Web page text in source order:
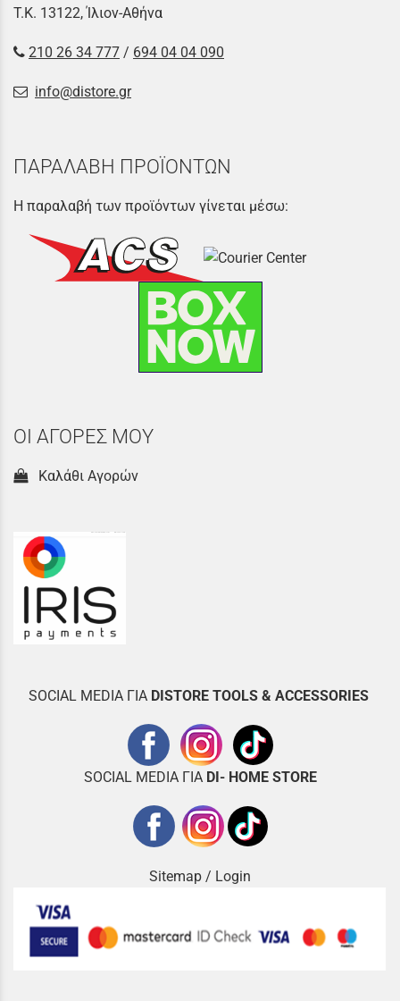
Τ.Κ. 13122, Ίλιον-Αθήνα
210 26 34 777 / 694 04 04 090
info@distore.gr
ΠΑΡΑΛΑΒΗ ΠΡΟΪΟΝΤΩΝ
Η παραλαβή των προϊόντων γίνεται μέσω:
ΟΙ ΑΓΟΡΕΣ ΜΟΥ
Καλάθι Αγορών
SOCIAL MEDIA ΓΙΑ DISTORE TOOLS & ACCESSORIES
SOCIAL MEDIA ΓΙΑ DI- HOME STORE
Sitemap / Login